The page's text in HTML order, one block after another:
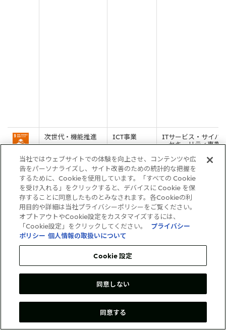
次世代・機能推進 ICT事業 ITサービス・サイバ
ーセキュリティ事業
次世代・機能推進 ICT事業 ヘルスケアDX事業
当社ではウェブサイトでの体験を向上させ、コンテンツや広
告をパーソナライズし、サイト改善のための統計的な把握を
するために、Cookieを使用しています。「すべての Cookie
を受け入れる」をクリックすると、デバイスに Cookie を保
存することに同意したものとみなされます。各Cookieの利
用目的や詳細は当社プライバシーポリシーをご覧ください。
オプトアウトやCookie設定をカスタマイズするには、
「Cookie設定」をクリックしてください。
プライバシー
ポリシー 個人情報の取扱いについて
Cookie 設定
同意しない
同意する